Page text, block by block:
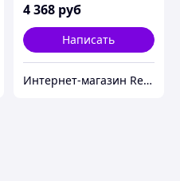
4 368 руб
Написать
Интернет-магазин Red Storm